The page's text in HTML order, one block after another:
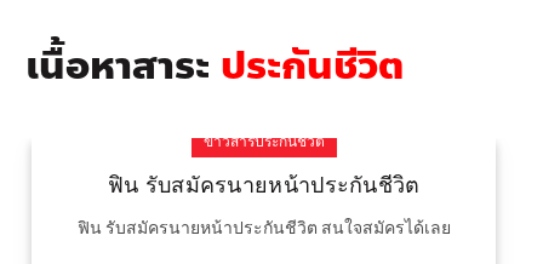
เนื้อหาสาระ ประกันชีวิต